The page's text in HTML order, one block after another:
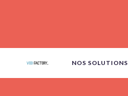
NOS SOLUTIONS